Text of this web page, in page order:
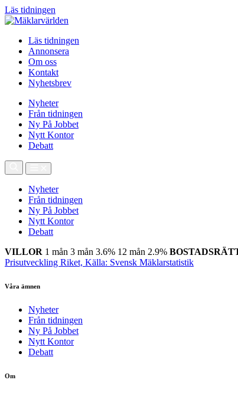
Läs tidningen
Läs tidningen
Annonsera
Om oss
Kontakt
Nyhetsbrev
Nyheter
Från tidningen
Ny På Jobbet
Nytt Kontor
Debatt
Nyheter
Från tidningen
Ny På Jobbet
Nytt Kontor
Debatt
VILLOR 1 mån 3 mån 3.6% 12 mån 2.9%
Prisutveckling Riket, Källa: Svensk Mäklarstatistik
Våra ämnen
Nyheter
Från tidningen
Ny På Jobbet
Nytt Kontor
Debatt
Om